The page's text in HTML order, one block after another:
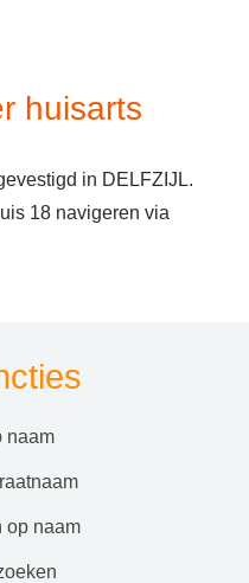
huisarts
in DELFZIJL.
18 navigeren via
naam
op naam